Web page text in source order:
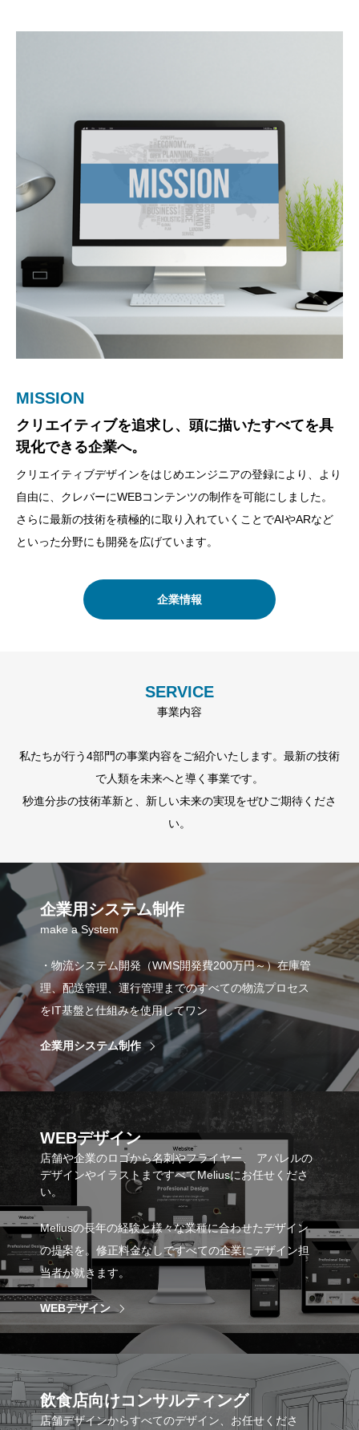
MISSION
クリエイティブを追求し、頭に描いたすべてを具
現化できる企業へ。
クリエイティブデザインをはじめエンジニアの登録により、より
自由に、クレバーにWEBコンテンツの制作を可能にしました。
さらに最新の技術を積極的に取り入れていくことでAIやARなど
といった分野にも開発を広げています。
企業情報
VISION
”少し先の未来を手元に”をテーマに、Meliusは取
り組んでいます。
もう少し先だと思っていた未来の技術やできなかったことを自分
たちで作り出すことを我々はVISIONとしています。
VALUE
WEBコンテンツを低価格に。さらにクオリティを
あげて。
他社にできない価格で。さらにコンテンツ内容を上げていけるよ
う企業として努力をし続けます。
SERVICE
事業内容
私たちが行う4部門の事業内容をご紹介いたします。最新の技術
で人類を未来へと導く事業です。
秒進分歩の技術革新と、新しい未来の実現をぜひご期待くださ
い。
企業用システム制作
make a System
・物流システム開発（WMS開発費200万円～）在庫管
理、配送管理、運行管理までのすべての物流プロセス
をIT基盤と仕組みを使用してワン
企業用システム制作
WEBデザイン
店舗や企業のロゴから名刺やフライヤー、 アパレルの
デザインやイラストまですべてMeliusにお任せくださ
い。
Meliusの長年の経験と様々な業種に合わせたデザイン
の提案を。修正料金なしですべての企業にデザイン担
当者が就きます。
WEBデザイン
飲食店向けコンサルティング
店舗デザインからすべてのデザイン、お任せくださ